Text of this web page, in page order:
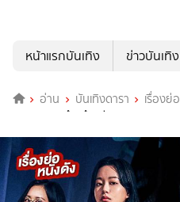
หน้าแรกบันเทิง
ข่าวบันเทิง
อ่าน บันเทิงดารา เรื่องย่อ
Labyrinth ดึก ตึก ผี